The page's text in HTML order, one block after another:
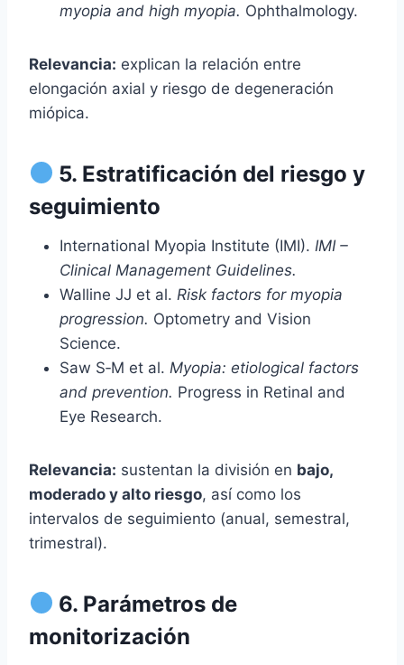
myopia and high myopia. Ophthalmology.
Relevancia: explican la relación entre
elongación axial y riesgo de degeneración
miópica.
5. Estratificación del riesgo y
seguimiento
International Myopia Institute (IMI). IMI –
Clinical Management Guidelines.
Walline JJ et al. Risk factors for myopia
progression. Optometry and Vision
Science.
Saw S‑M et al. Myopia: etiological factors
and prevention. Progress in Retinal and
Eye Research.
Relevancia: sustentan la división en bajo,
moderado y alto riesgo, así como los
intervalos de seguimiento (anual, semestral,
trimestral).
6. Parámetros de
monitorización